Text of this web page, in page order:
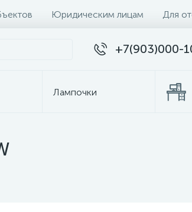
Юридическим лицам Для
+7(903)000-
Лампочки